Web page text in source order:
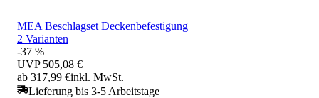
MEA Beschlagset Deckenbefestigung
2 Varianten
-37 %
UVP 505,08 €
ab 317,99 €inkl. MwSt.
Lieferung bis 3-5 Arbeitstage